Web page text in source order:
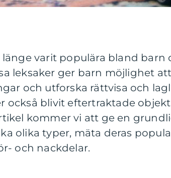
länge varit populära bland barn
leksaker ger barn möjlighet
och utforska rättvisa och
också blivit eftertraktade
kommer vi att ge en
olika typer, mäta deras
och nackdelar.